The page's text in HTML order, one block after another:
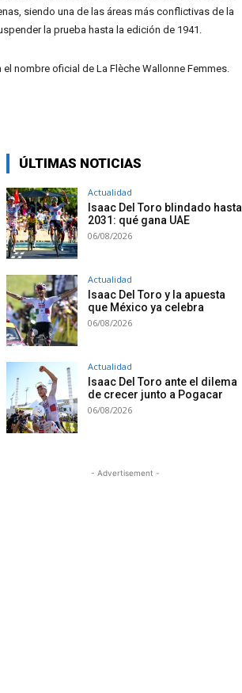
siendo una de las áreas más conflictivas de la
la prueba hasta la edición de 1941.
nombre oficial de La Flèche Wallonne Femmes.
ÚLTIMAS NOTICIAS
Actualidad
Isaac Del Toro blindado hasta
2031: qué gana UAE
06/08/2026
Actualidad
Isaac Del Toro y la apuesta
que México ya celebra
06/08/2026
Actualidad
Isaac Del Toro ante el dilema
de crecer junto a Pogacar
06/08/2026
- Advertisement -